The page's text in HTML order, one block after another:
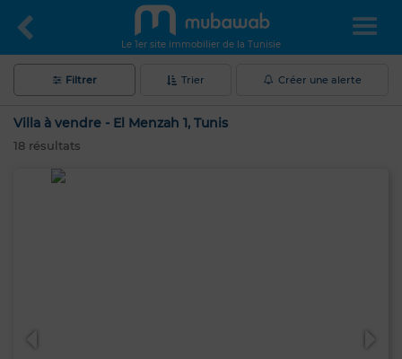
Le 1er site immobilier de la Tunisie
Filtrer Trier Créer une alerte
Villa à vendre - El Menzah 1, Tunis
18 résultats